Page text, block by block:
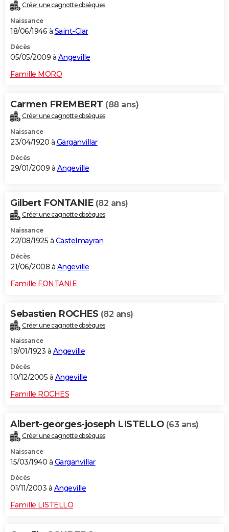
Créer une cagnotte obsèques
Naissance
18/06/1946 à Saint-Clar
Décès
05/05/2009 à Angeville
Famille MORO
Carmen FREMBERT (88 ans)
Créer une cagnotte obsèques
Naissance
23/04/1920 à Garganvillar
Décès
29/01/2009 à Angeville
Gilbert FONTANIE (82 ans)
Créer une cagnotte obsèques
Naissance
22/08/1925 à Castelmayran
Décès
21/06/2008 à Angeville
Famille FONTANIE
Sebastien ROCHES (82 ans)
Créer une cagnotte obsèques
Naissance
19/01/1923 à Angeville
Décès
10/12/2005 à Angeville
Famille ROCHES
Albert-georges-joseph LISTELLO (63 ans)
Créer une cagnotte obsèques
Naissance
15/03/1940 à Garganvillar
Décès
01/11/2003 à Angeville
Famille LISTELLO